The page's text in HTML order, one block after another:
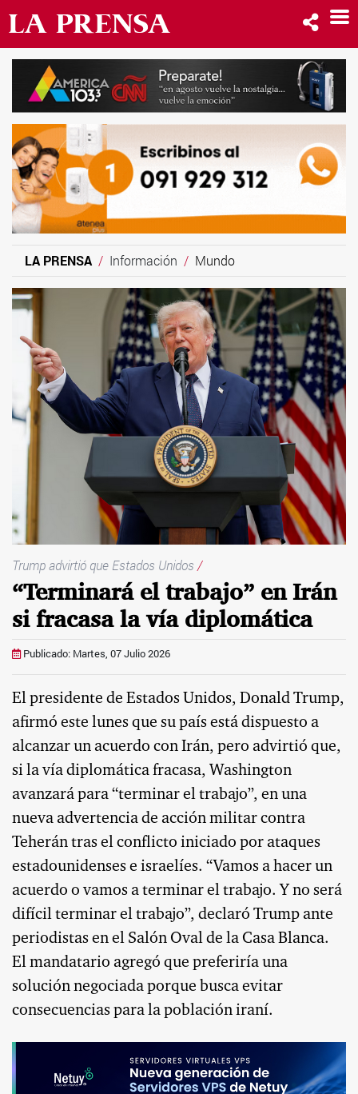
LA PRENSA Información Mundo
Trump advirtió que Estados Unidos /
“Terminará el trabajo” en Irán
si fracasa la vía diplomática
Publicado: Martes, 07 Julio 2026
El presidente de Estados Unidos, Donald Trump,
afirmó este lunes que su país está dispuesto a
alcanzar un acuerdo con Irán, pero advirtió que,
si la vía diplomática fracasa, Washington
avanzará para “terminar el trabajo”, en una
nueva advertencia de acción militar contra
Teherán tras el conflicto iniciado por ataques
estadounidenses e israelíes. “Vamos a hacer un
acuerdo o vamos a terminar el trabajo. Y no será
difícil terminar el trabajo”, declaró Trump ante
periodistas en el Salón Oval de la Casa Blanca.
El mandatario agregó que preferiría una
solución negociada porque busca evitar
consecuencias para la población iraní.